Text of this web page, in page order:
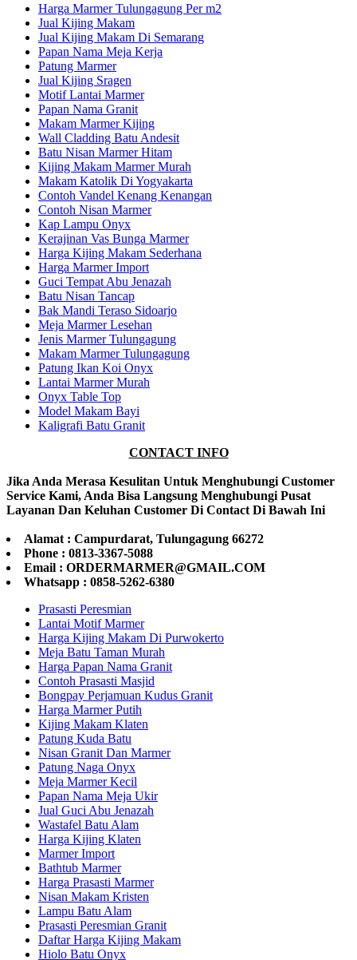
Harga Marmer Tulungagung Per m2
Jual Kijing Makam
Jual Kijing Makam Di Semarang
Papan Nama Meja Kerja
Patung Marmer
Jual Kijing Sragen
Motif Lantai Marmer
Papan Nama Granit
Makam Marmer Kijing
Wall Cladding Batu Andesit
Batu Nisan Marmer Hitam
Kijing Makam Marmer Murah
Makam Katolik Di Yogyakarta
Contoh Vandel Kenang Kenangan
Contoh Nisan Marmer
Kap Lampu Onyx
Kerajinan Vas Bunga Marmer
Harga Kijing Makam Sederhana
Harga Marmer Import
Guci Tempat Abu Jenazah
Batu Nisan Tancap
Bak Mandi Teraso Sidoarjo
Meja Marmer Lesehan
Jenis Marmer Tulungagung
Makam Marmer Tulungagung
Patung Ikan Koi Onyx
Lantai Marmer Murah
Onyx Table Top
Model Makam Bayi
Kaligrafi Batu Granit
CONTACT INFO
Jika Anda Merasa Kesulitan Untuk Menghubungi Customer
Service Kami, Anda Bisa Langsung Menghubungi Pusat
Layanan Dan Keluhan Customer Di Contact Di Bawah Ini
Alamat : Campurdarat, Tulungagung 66272
Phone : 0813-3367-5088
Email : ORDERMARMER@GMAIL.COM
Whatsapp : 0858-5262-6380
Prasasti Peresmian
Lantai Motif Marmer
Harga Kijing Makam Di Purwokerto
Meja Batu Taman Murah
Harga Papan Nama Granit
Contoh Prasasti Masjid
Bongpay Perjamuan Kudus Granit
Harga Marmer Putih
Kijing Makam Klaten
Patung Kuda Batu
Nisan Granit Dan Marmer
Patung Naga Onyx
Meja Marmer Kecil
Papan Nama Meja Ukir
Jual Guci Abu Jenazah
Wastafel Batu Alam
Harga Kijing Klaten
Marmer Import
Bathtub Marmer
Harga Prasasti Marmer
Nisan Makam Kristen
Lampu Batu Alam
Prasasti Peresmian Granit
Daftar Harga Kijing Makam
Hiolo Batu Onyx